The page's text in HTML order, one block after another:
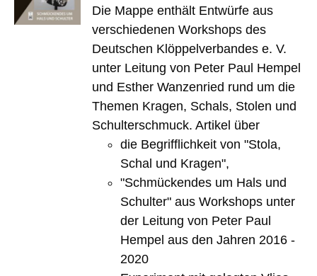
Die Mappe enthält Entwürfe aus
verschiedenen Workshops des
Deutschen Klöppelverbandes e. V.
unter Leitung von Peter Paul Hempel
und Esther Wanzenried rund um die
Themen Kragen, Schals, Stolen und
Schulterschmuck. Artikel über
die Begrifflichkeit von "Stola,
Schal und Kragen",
"Schmückendes um Hals und
Schulter" aus Workshops unter
der Leitung von Peter Paul
Hempel aus den Jahren 2016 -
2020